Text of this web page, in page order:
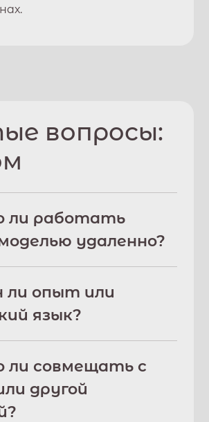
вопросы:
ли работать
удаленно?
ли опыт или
язык?
ли совмещать с
другой